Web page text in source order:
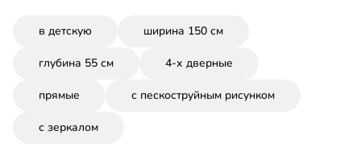
в детскую ширина 150 см
глубина 55 см 4-х дверные
прямые с пескоструйным рисунком
с зеркалом